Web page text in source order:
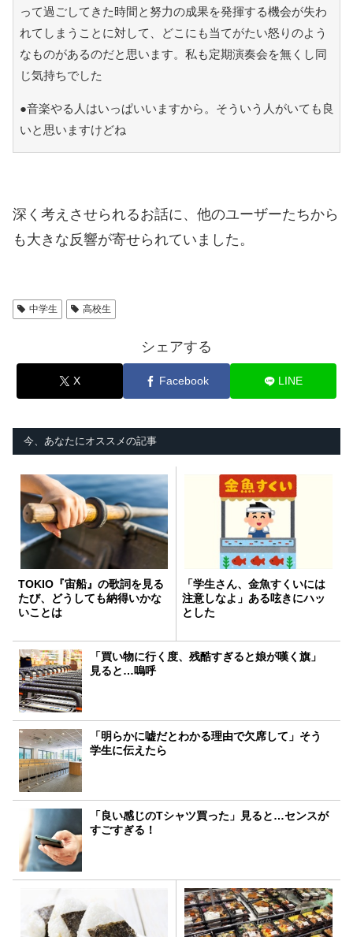
って過ごしてきた時間と努力の成果を発揮する機会が失わ
れてしまうことに対して、どこにも当てがたい怒りのよう
なものがあるのだと思います。私も定期演奏会を無くし同
じ気持ちでした
●音楽やる人はいっぱいいますから。そういう人がいても良
いと思いますけどね
深く考えさせられるお話に、他のユーザーたちから
も大きな反響が寄せられていました。
中学生 高校生
シェアする
X Facebook LINE
今、あなたにオススメの記事
TOKIO『宙船』の歌詞を見る
たび、どうしても納得いかな
いことは
「学生さん、金魚すくいには
注意しなよ」ある呟きにハッ
とした
「買い物に行く度、残酷すぎると娘が嘆く旗」
見ると…嗚呼
「明らかに嘘だとわかる理由で欠席して」そう
学生に伝えたら
「良い感じのTシャツ買った」見ると…センスが
すごすぎる！